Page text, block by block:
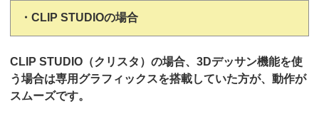
・CLIP STUDIOの場合
CLIP STUDIO（クリスタ）の場合、3Dデッサン機能を使
う場合は専用グラフィックスを搭載していた方が、動作が
スムーズです。